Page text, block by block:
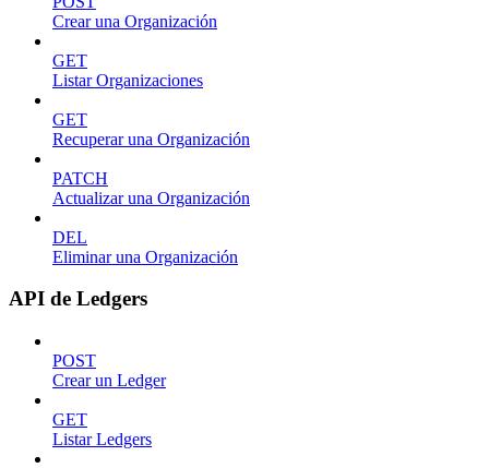
Crear una Organización
GET
Listar Organizaciones
GET
Recuperar una Organización
PATCH
Actualizar una Organización
DEL
Eliminar una Organización
API de Ledgers
POST
Crear un Ledger
GET
Listar Ledgers